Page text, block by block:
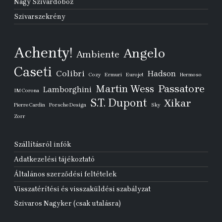
Szivarszekrény
Achenty! Ambiente Angelo
Caseti Colibri Cozy Ermuri Eurojet Hadson Hermoso
IM Corona Lamborghini Martin Wess Passatore
Pierre Cardin Porsche Design S.T. Dupont Sky Xikar
Zorr
Szállításról infók
Adatkezelési tájékoztató
Általános szerződési feltételek
Visszatérítési és visszaküldési szabályzat
Szivaros Nagyker (csak utalásra)